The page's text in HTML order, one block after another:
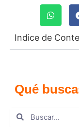
Indice de
Qué